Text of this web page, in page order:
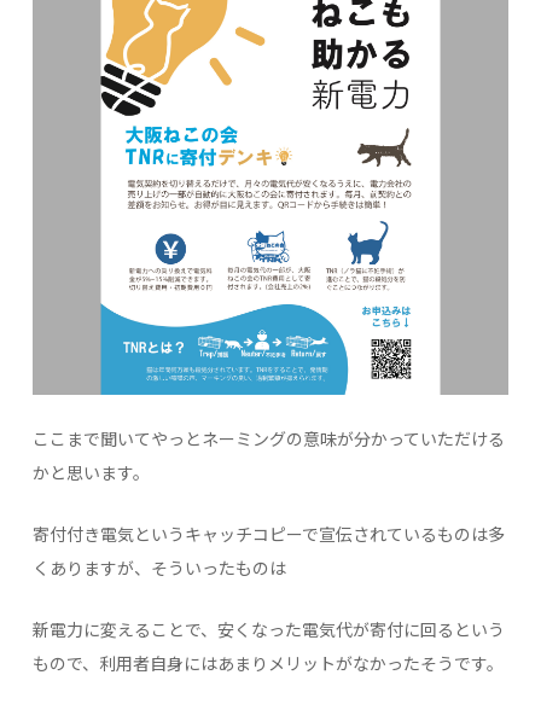
ここまで聞いてやっとネーミングの意味が分かっていただける
かと思います。
寄付付き電気というキャッチコピーで宣伝されているものは多
くありますが、そういったものは
新電力に変えることで、安くなった電気代が寄付に回るという
もので、利用者自身にはあまりメリットがなかったそうです。